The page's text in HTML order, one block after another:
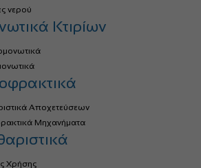
νερού
Κτιρίων
Αποχετεύσεων
Μηχανήματα
Χρήσης